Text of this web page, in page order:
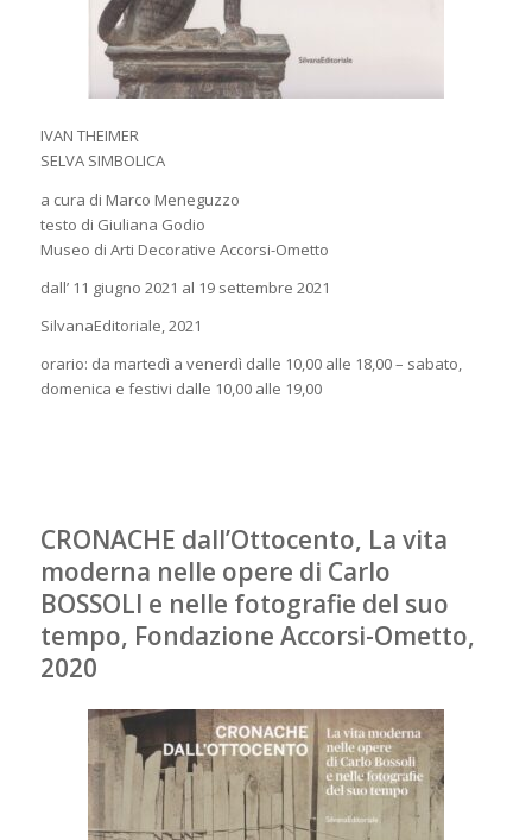
IVAN THEIMER
SELVA SIMBOLICA
a cura di Marco Meneguzzo
testo di Giuliana Godio
Museo di Arti Decorative Accorsi-Ometto
dall’ 11 giugno 2021 al 19 settembre 2021
SilvanaEditoriale, 2021
orario: da martedì a venerdì dalle 10,00 alle 18,00 – sabato,
domenica e festivi dalle 10,00 alle 19,00
CRONACHE dall’Ottocento, La vita
moderna nelle opere di Carlo
BOSSOLI e nelle fotografie del suo
tempo, Fondazione Accorsi-Ometto,
2020